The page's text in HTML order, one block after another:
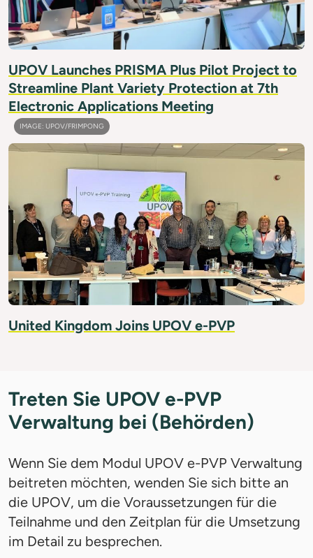
UPOV Launches PRISMA Plus Pilot Project to
Streamline Plant Variety Protection at 7th
Electronic Applications Meeting
IMAGE: UPOV/FRIMPONG
United Kingdom Joins UPOV e-PVP
Treten Sie UPOV e-PVP
Verwaltung bei (Behörden)
Wenn Sie dem Modul UPOV e-PVP Verwaltung
beitreten möchten, wenden Sie sich bitte an
die UPOV, um die Voraussetzungen für die
Teilnahme und den Zeitplan für die Umsetzung
im Detail zu besprechen.